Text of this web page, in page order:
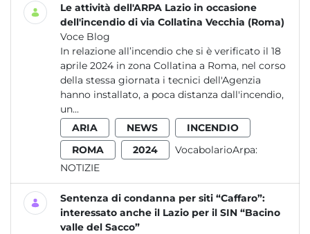
Le attività dell'ARPA Lazio in occasione
dell'incendio di via Collatina Vecchia (Roma)
Voce Blog
In relazione all’incendio che si è verificato il 18
aprile 2024 in zona Collatina a Roma, nel corso
della stessa giornata i tecnici dell'Agenzia
hanno installato, a poca distanza dall'incendio,
un...
ARIA
NEWS
INCENDIO
ROMA
2024
VocabolarioArpa:
NOTIZIE
Sentenza di condanna per siti “Caffaro”:
interessato anche il Lazio per il SIN “Bacino
valle del Sacco”